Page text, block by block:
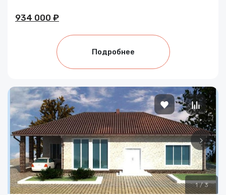
934 000 ₽
Подробнее
1 / 3